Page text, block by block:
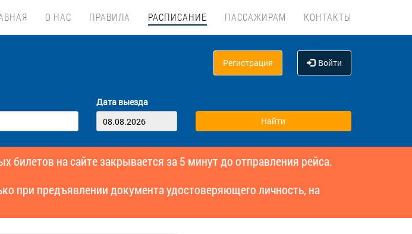
О НАС ПРАВИЛА РАСПИСАНИЕ ПАССАЖИРАМ КОНТАКТЫ
Регистрация Войти
Дата выезда
на сайте закрывается за 5 минут до отправления рейса.
при предъявлении документа удостоверяющего личность, на